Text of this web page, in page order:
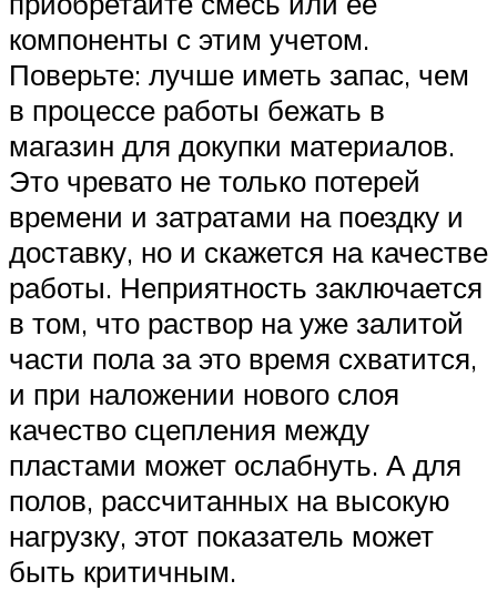
компоненты с этим учетом.
Поверьте: лучше иметь запас, чем
в процессе работы бежать в
магазин для докупки материалов.
Это чревато не только потерей
времени и затратами на поездку и
доставку, но и скажется на качестве
работы. Неприятность заключается
в том, что раствор на уже залитой
части пола за это время схватится,
и при наложении нового слоя
качество сцепления между
пластами может ослабнуть. А для
полов, рассчитанных на высокую
нагрузку, этот показатель может
быть критичным.